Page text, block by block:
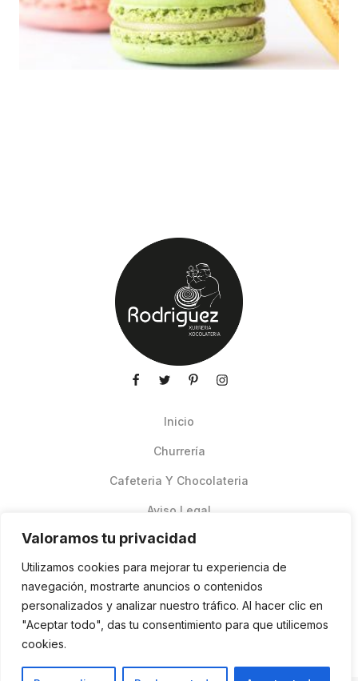
Valoramos tu privacidad
Utilizamos cookies para mejorar tu experiencia de
navegación, mostrarte anuncios o contenidos
personalizados y analizar nuestro tráfico. Al hacer clic en
"Aceptar todo", das tu consentimiento para que utilicemos
cookies.
Inicio
Churrería
Cafeteria Y Chocolateria
Aviso Legal
Pedidos Online Glovo
Contacto